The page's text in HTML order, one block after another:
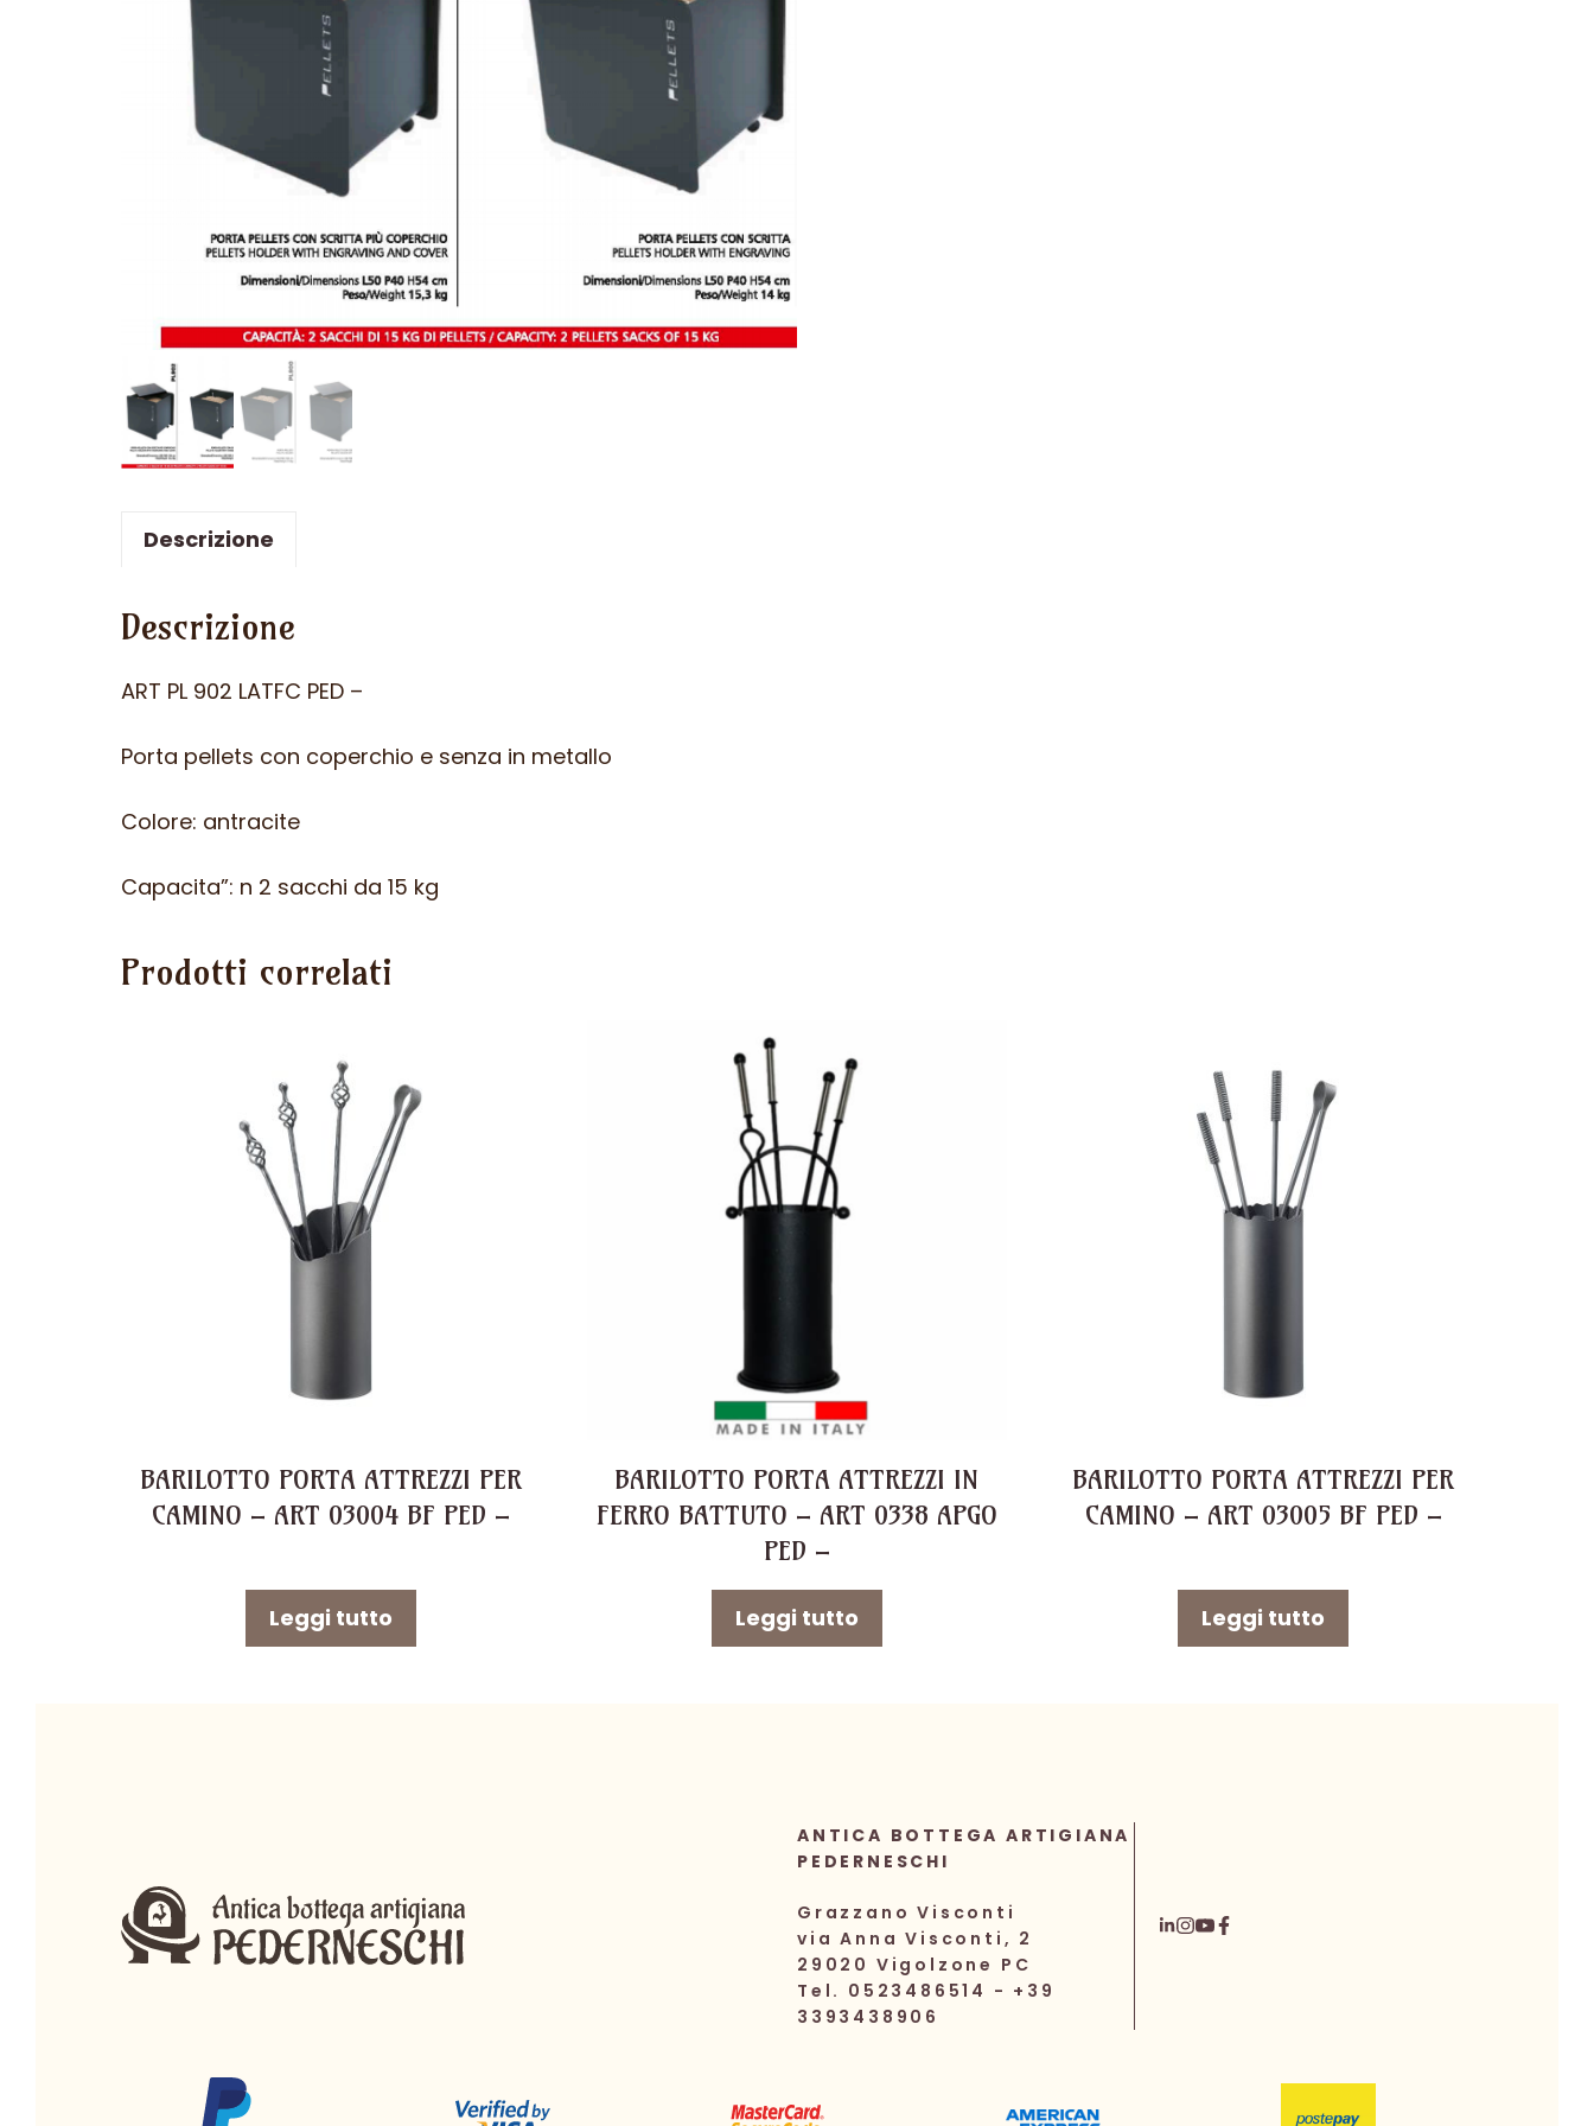
Descrizione
Descrizione
ART PL 902 LATFC PED –
Porta pellets con coperchio e senza in metallo
Colore: antracite
Capacita”: n 2 sacchi da 15 kg
Prodotti correlati
BARILOTTO PORTA ATTREZZI PER
CAMINO – ART 03004 BF PED –
Leggi tutto
BARILOTTO PORTA ATTREZZI IN
FERRO BATTUTO – ART 0338 APGO
PED –
Leggi tutto
BARILOTTO PORTA ATTREZZI PER
CAMINO – ART 03005 BF PED –
Leggi tutto
ANTICA BOTTEGA ARTIGIANA
PEDERNESCHI
Grazzano Visconti
via Anna Visconti, 2
29020 Vigolzone PC
Tel. 0523486514 - +39
3393438906